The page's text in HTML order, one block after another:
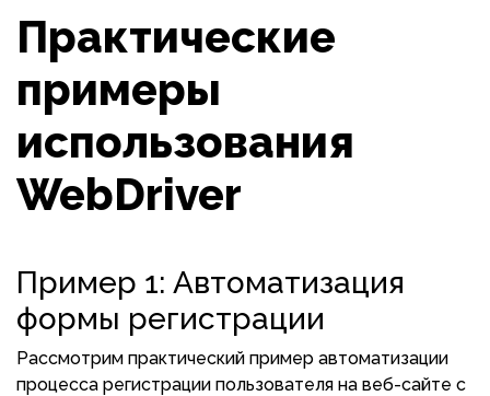
Практические
примеры
использования
WebDriver
Пример 1: Автоматизация
формы регистрации
Рассмотрим практический пример автоматизации
процесса регистрации пользователя на веб-сайте с